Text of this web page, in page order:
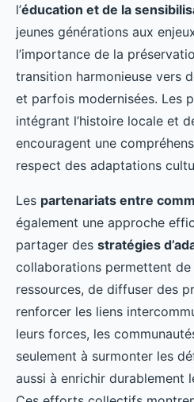
l’éducation et de la
jeunes générations aux
l’importance de la
transition harmonieuse vers
et parfois modernisées. Les
intégrant l’histoire locale et
encouragent une
respect des adaptations
Les partenariats entre
également une approche
partager des stratégies
collaborations permettent de
ressources, de diffuser des
renforcer les liens
leurs forces, les
seulement à surmonter les
aussi à enrichir durablement